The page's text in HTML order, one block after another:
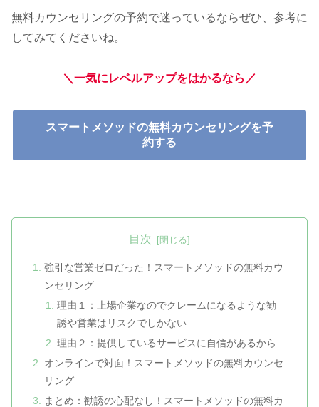
無料カウンセリングの予約で迷っているならぜひ、参考に
してみてくださいね。
＼一気にレベルアップをはかるなら／
スマートメソッドの無料カウンセリングを予
約する
目次
強引な営業ゼロだった！スマートメソッドの無料カウ
ンセリング
理由１：上場企業なのでクレームになるような勧
誘や営業はリスクでしかない
理由２：提供しているサービスに自信があるから
オンラインで対面！スマートメソッドの無料カウンセ
リング
まとめ：勧誘の心配なし！スマートメソッドの無料カ